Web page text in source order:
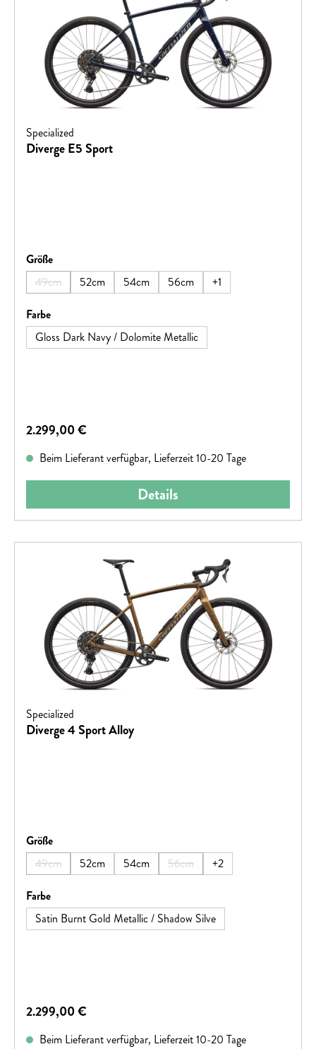
Specialized
Diverge E5 Sport
Größeauswählen
49cm
(Diese Option ist zurzeit nicht verfügbar.)
52cm 54cm 56cm +1
Farbeauswählen
Gloss Dark Navy / Dolomite Metallic
Regulärer Preis:
2.299,00 €
Beim Lieferant verfügbar, Lieferzeit 10-20 Tage
Details
Specialized
Diverge 4 Sport Alloy
Größeauswählen
49cm
(Diese Option ist zurzeit nicht verfügbar.)
52cm 54cm 56cm
(Diese Option ist zurzeit nicht
+2
Farbeauswählen
Satin Burnt Gold Metallic / Shadow Silve
Regulärer Preis:
2.299,00 €
Beim Lieferant verfügbar, Lieferzeit 10-20 Tage